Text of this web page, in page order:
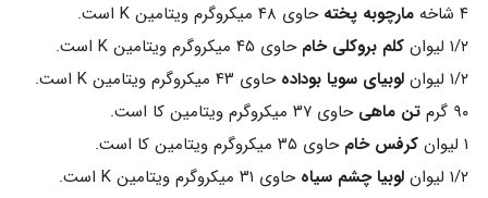
۴ شاخه
مارچوبه پخته حاوی ۴۸ میکروگرم ویتامین K است.
۱/۲ لیوان
کلم بروکلی خامحاوی ۴۵ میکروگرم ویتامین K است.
۱/۲ لیوان
لوبیای سویا بودادهحاوی ۴۳ میکروگرم ویتامین K است.
۹۰ گرم
تن ماهی حاوی ۳۷ میکروگرم ویتامین کا است.
۱ لیوان
کرفس خام حاوی ۳۵ میکروگرم ویتامین کا است.
۱/۲ لیوان
لوبیا چشم سیاهحاوی ۳۱ میکروگرم ویتامین K است.